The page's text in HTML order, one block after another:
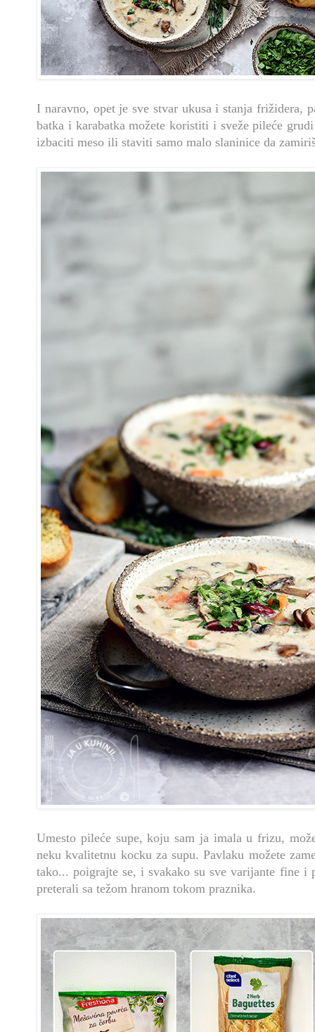
I naravno, opet je sve stvar ukusa i stanja frižidera,
batka i karabatka možete koristiti i sveže pileće
izbaciti meso ili staviti samo malo slaninice da
Umesto pileće supe, koju sam ja imala u frizu,
neku kvalitetnu kocku za supu. Pavlaku možete
tako... poigrajte se, i svakako su sve varijante fine i
preterali sa težom hranom tokom praznika.